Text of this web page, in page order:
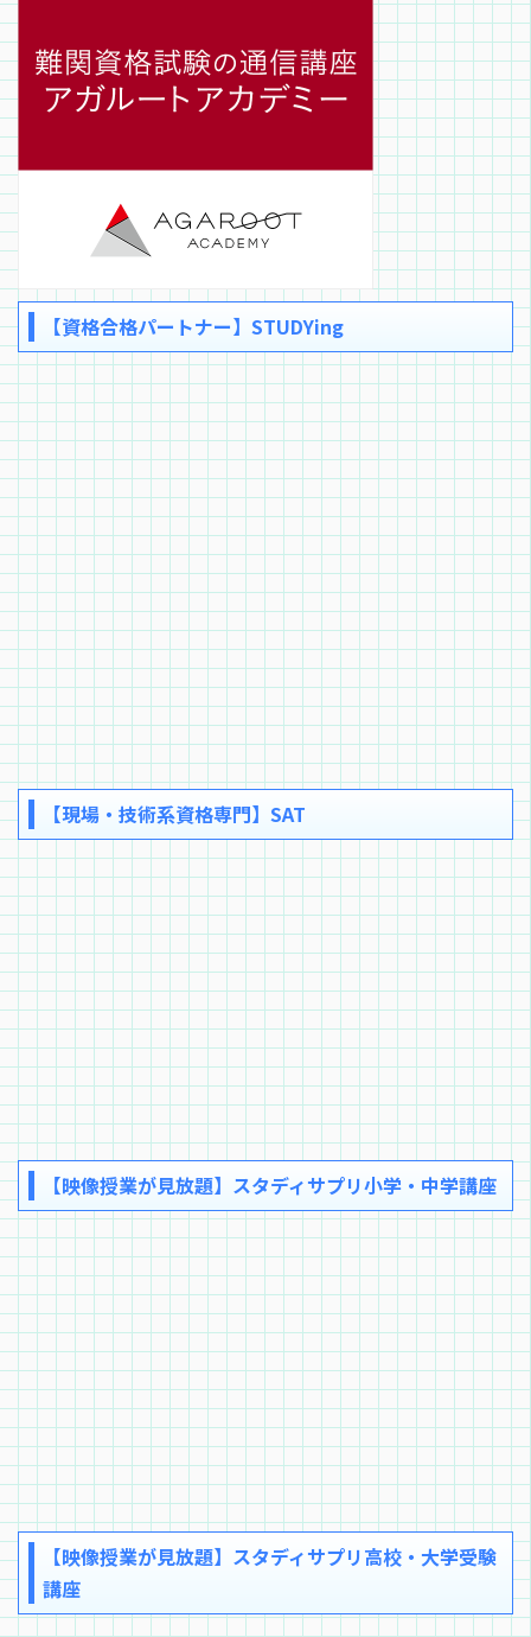
【資格合格パートナー】STUDYing
【現場・技術系資格専門】SAT
【映像授業が見放題】スタディサプリ小学・中学講座
【映像授業が見放題】スタディサプリ高校・大学受験
講座